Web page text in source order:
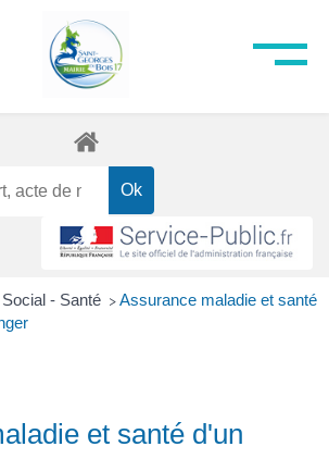
Social - Santé > Assurance maladie et santé
et santé d'un